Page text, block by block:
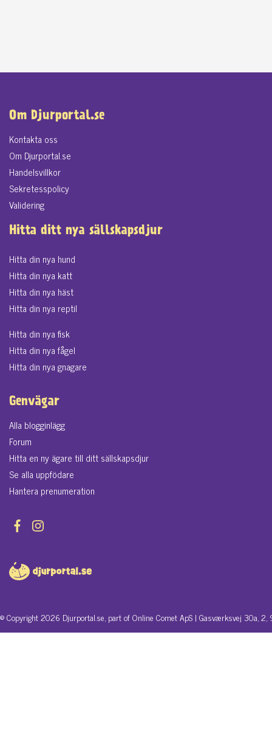
Om Djurportal.se
Kontakta oss
Om Djurportal.se
Handelsvillkor
Sekretesspolicy
Validering
Hitta ditt nya sällskapsdjur
Hitta din nya hund
Hitta din nya katt
Hitta din nya häst
Hitta din nya reptil
Hitta din nya fisk
Hitta din nya fågel
Hitta din nya gnagare
Genvägar
Alla blogginlägg
Forum
Hitta en ny ägare till ditt sällskapsdjur
Se alla uppfödare
Hantera prenumeration
© Copyright 2026 Djurportal.se, part of Online Comet ApS | Gasværksvej 30a,